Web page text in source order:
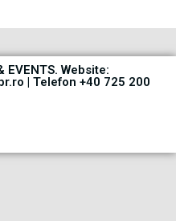
Website:
| Telefon +40 725 200